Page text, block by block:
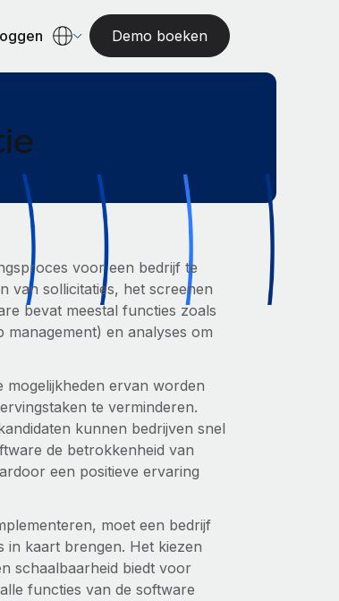
Demo boeken
voor een bedrijf te
van sollicitaties, het screenen
bevat meestal functies zoals
en analyses om
ervan worden
te verminderen.
kunnen bedrijven snel
de betrokkenheid van
een positieve ervaring
moet een bedrijf
in kaart brengen. Het kiezen
schaalbaarheid biedt voor
functies van de software